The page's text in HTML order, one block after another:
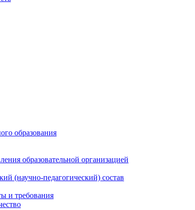
образования
образовательной организацией
(научно-педагогический) состав
и требования